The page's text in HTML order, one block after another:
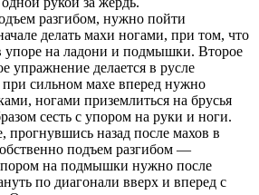
разгибом, нужно пойти
делать махи ногами, при том, что
упоре на ладони и подмышки. Второе
упражнение делается в русле
сильном махе вперед нужно
ногами приземлиться на брусья
сесть с упором на руки и ноги.
прогнувшись назад после махов в
подъем разгибом —
на подмышки нужно после
по диагонали вверх и вперед с